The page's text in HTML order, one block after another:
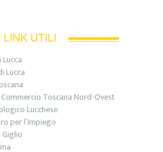
LINK UTILI
Lucca
Toscana Nord-Ovest
Lucchese
per l’Impiego